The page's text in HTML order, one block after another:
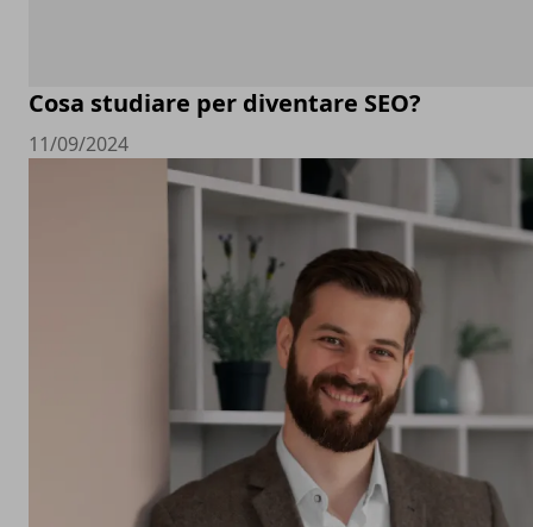
Cosa studiare per diventare SEO?
11/09/2024